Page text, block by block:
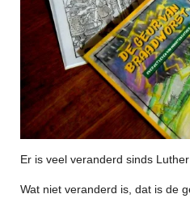
Er is veel veranderd sinds Luther
Wat niet veranderd is, dat is de